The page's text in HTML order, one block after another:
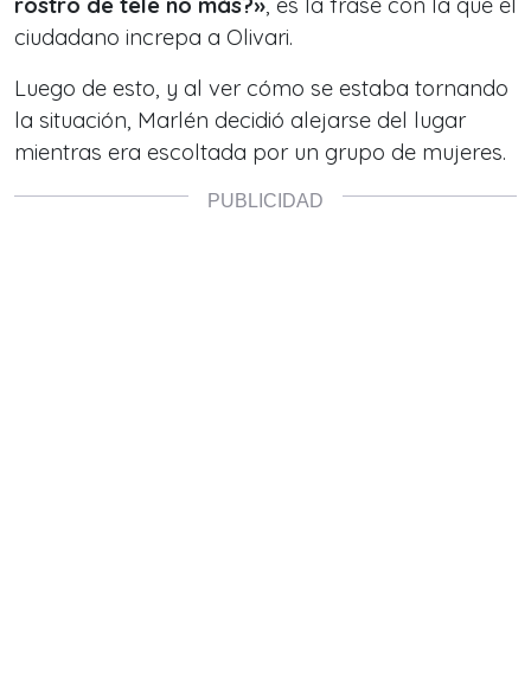
ciudadano increpa a Olivari.
Luego de esto, y al ver cómo se estaba tornando
la situación, Marlén decidió alejarse del lugar
mientras era escoltada por un grupo de mujeres.